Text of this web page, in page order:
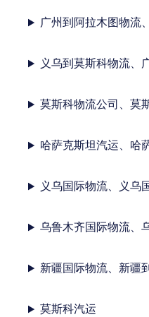
广州到阿拉木图物流
义乌到莫斯科物流、
莫斯科物流公司、莫
哈萨克斯坦汽运、哈
义乌国际物流、义乌
乌鲁木齐国际物流、
新疆国际物流、新疆
莫斯科汽运